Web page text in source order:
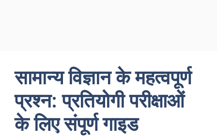
सामान्य विज्ञान के महत्वपूर्ण
प्रश्न: प्रतियोगी परीक्षाओं
के लिए संपूर्ण गाइड